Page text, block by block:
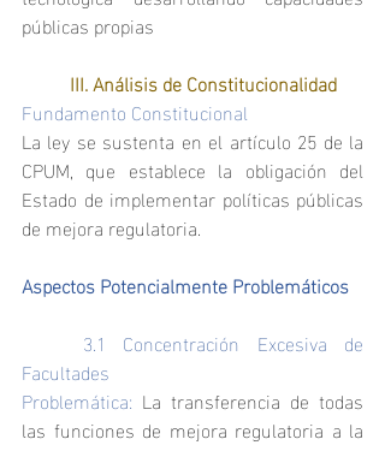
públicas propias
	III. Análisis de Constitucionalidad
Fundamento Constitucional
La ley se sustenta en el artículo 25 de la
CPUM, que establece la obligación del
Estado de implementar políticas públicas
de mejora regulatoria.
Aspectos Potencialmente Problemáticos
Facultades
Problemática: La transferencia de todas
las funciones de mejora regulatoria a la